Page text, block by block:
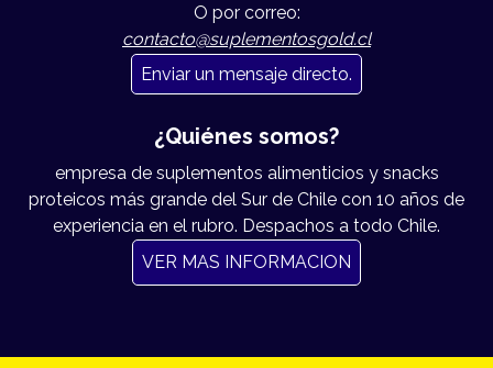
O por correo:
contacto@suplementosgold.cl
Enviar un mensaje directo.
¿Quiénes somos?
empresa de suplementos alimenticios y snacks
proteicos más grande del Sur de Chile con 10 años de
experiencia en el rubro. Despachos a todo Chile.
VER MAS INFORMACION